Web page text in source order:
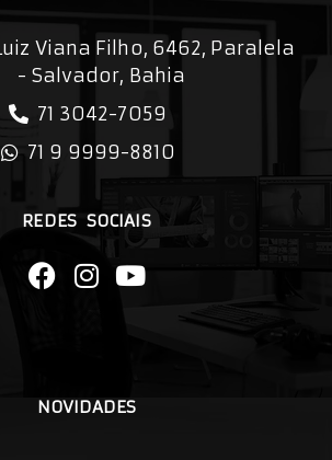
Viana Filho, 6462, Paralela
- Salvador, Bahia
71 3042-7059
71 9 9999-8810
REDES SOCIAIS
NOVIDADES